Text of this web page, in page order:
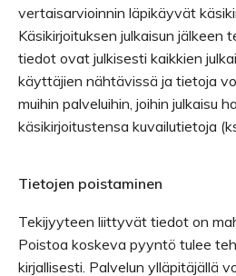
vertaisarvioinnin läpikäyvät
Käsikirjoituksen julkaisun
tiedot ovat julkisesti kaikkien
käyttäjien nähtävissä ja tietoja
muihin palveluihin, joihin julkaisu
käsikirjoitustensa kuvailutietoja
Tietojen poistaminen
Tekijyyteen liittyvät tiedot on
Poistoa koskeva pyyntö tulee
kirjallisesti. Palvelun ylläpitäjällä